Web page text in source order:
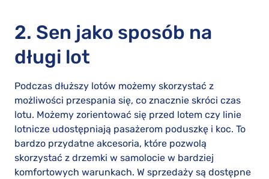
2. Sen jako sposób na
długi lot
Podczas dłuższy lotów możemy skorzystać z
możliwości przespania się, co znacznie skróci czas
lotu. Możemy zorientować się przed lotem czy linie
lotnicze udostępniają pasażerom poduszkę i koc. To
bardzo przydatne akcesoria, które pozwolą
skorzystać z drzemki w samolocie w bardziej
komfortowych warunkach. W sprzedaży są dostępne